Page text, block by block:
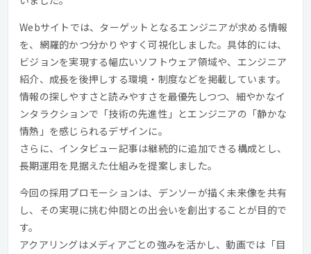
Webサイトでは、ターゲットとなるエンジニアが求める情報
を、網羅的かつ分かりやすく可視化しました。具体的には、
ビジョンを実現する幅広いソフトウェア領域や、エンジニア
紹介、成長を後押しする環境・制度などを掲載しています。
情報の探しやすさと読みやすさを最優先しつつ、細やかなイ
ンタラクションで「技術の先進性」とエンジニアの「静かな
情熱」を感じられるデザインに。
さらに、インタビュー記事は継続的に追加できる構成とし、
長期運用を見据えた仕組みを提案しました。
今回の採用プロモーションは、デンソーが描く未来像を共有
し、その実現に挑む仲間との出会いを創出することが目的で
す。
アクアリングはメディアごとの強みを活かし、動画では「目